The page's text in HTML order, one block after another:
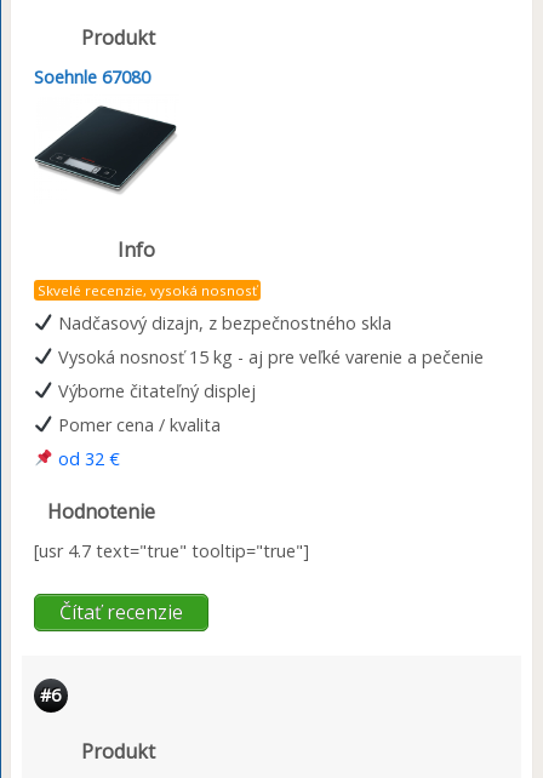
Produkt
Soehnle 67080
Info
Skvelé recenzie, vysoká nosnosť
Nadčasový dizajn, z bezpečnostného skla
Vysoká nosnosť 15 kg - aj pre veľké varenie a pečenie
Výborne čitateľný displej
Pomer cena / kvalita
od 32 €
Hodnotenie
[usr 4.7 text="true" tooltip="true"]
Čítať recenzie
#6
Produkt